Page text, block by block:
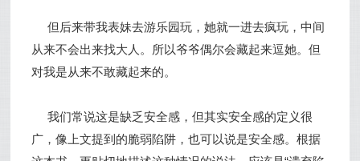
但后来带我表妹去游乐园玩，她就一进去疯玩，中间
从来不会出来找大人。所以爷爷偶尔会藏起来逗她。但
对我是从来不敢藏起来的。
我们常说这是缺乏安全感，但其实安全感的定义很
广，像上文提到的脆弱陷阱，也可以说是安全感。根据